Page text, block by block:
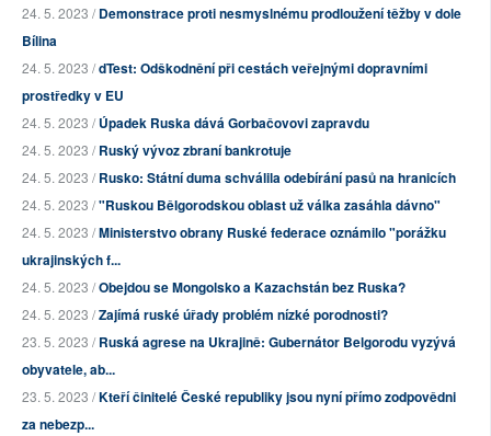
24. 5. 2023 /Demonstrace proti nesmyslnému prodloužení těžby v dole
Bílina
24. 5. 2023 /dTest: Odškodnění při cestách veřejnými dopravními
prostředky v EU
24. 5. 2023 /Úpadek Ruska dává Gorbačovovi zapravdu
24. 5. 2023 /Ruský vývoz zbraní bankrotuje
24. 5. 2023 /Rusko: Státní duma schválila odebírání pasů na hranicích
24. 5. 2023 /"Ruskou Bělgorodskou oblast už válka zasáhla dávno"
24. 5. 2023 /Ministerstvo obrany Ruské federace oznámilo "porážku
ukrajinských f...
24. 5. 2023 /Obejdou se Mongolsko a Kazachstán bez Ruska?
24. 5. 2023 /Zajímá ruské úřady problém nízké porodnosti?
23. 5. 2023 /Ruská agrese na Ukrajině: Gubernátor Belgorodu vyzývá
obyvatele, ab...
23. 5. 2023 /Kteří činitelé České republiky jsou nyní přímo zodpovědni
za nebezp...